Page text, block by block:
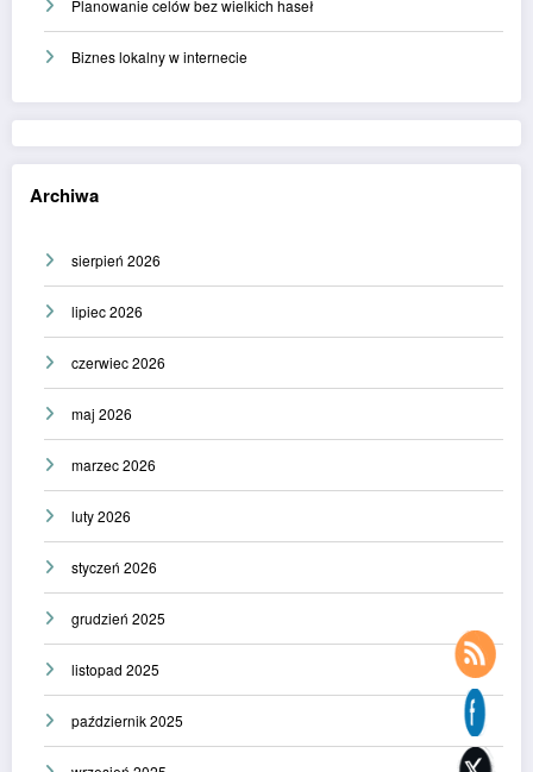
Planowanie celów bez wielkich haseł
Biznes lokalny w internecie
Archiwa
sierpień 2026
lipiec 2026
czerwiec 2026
maj 2026
marzec 2026
luty 2026
styczeń 2026
grudzień 2025
listopad 2025
październik 2025